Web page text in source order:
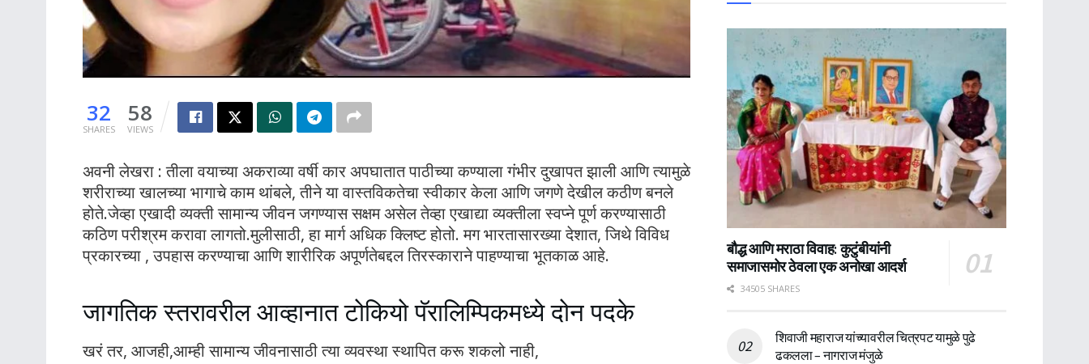
32
SHARES
58
VIEWS
अवनी लेखरा : तीला वयाच्या अकराव्या वर्षी कार अपघातात पाठीच्या कण्याला गंभीर दुखापत झाली आणि त्यामुळे
शरीराच्या खालच्या भागाचे काम थांबले, तीने या वास्तविकतेचा स्वीकार केला आणि जगणे देखील कठीण बनले
होते.जेव्हा एखादी व्यक्ती सामान्य जीवन जगण्यास सक्षम असेल तेव्हा एखाद्या व्यक्तीला स्वप्ने पूर्ण करण्यासाठी
कठिण परीश्रम करावा लागतो.मुलीसाठी, हा मार्ग अधिक क्लिष्ट होतो. मग भारतासारख्या देशात, जिथे विविध
प्रकारच्या , उपहास करण्याचा आणि शारीरिक अपूर्णतेबद्दल तिरस्काराने पाहण्याचा भूतकाळ आहे.
जागतिक स्तरावरील आव्हानात टोकियो पॅरालिम्पिकमध्ये दोन पदके
खरं तर, आजही,आम्ही सामान्य जीवनासाठी त्या व्यवस्था स्थापित करू शकलो नाही,
बौद्ध आणि मराठा विवाह: कुटुंबीयांनी
समाजासमोर ठेवला एक अनोखा आदर्श
34505 SHARES
शिवाजी महाराज यांच्यावरील चित्रपट यामुळे पुढे
ढकलला – नागराज मंजुळे